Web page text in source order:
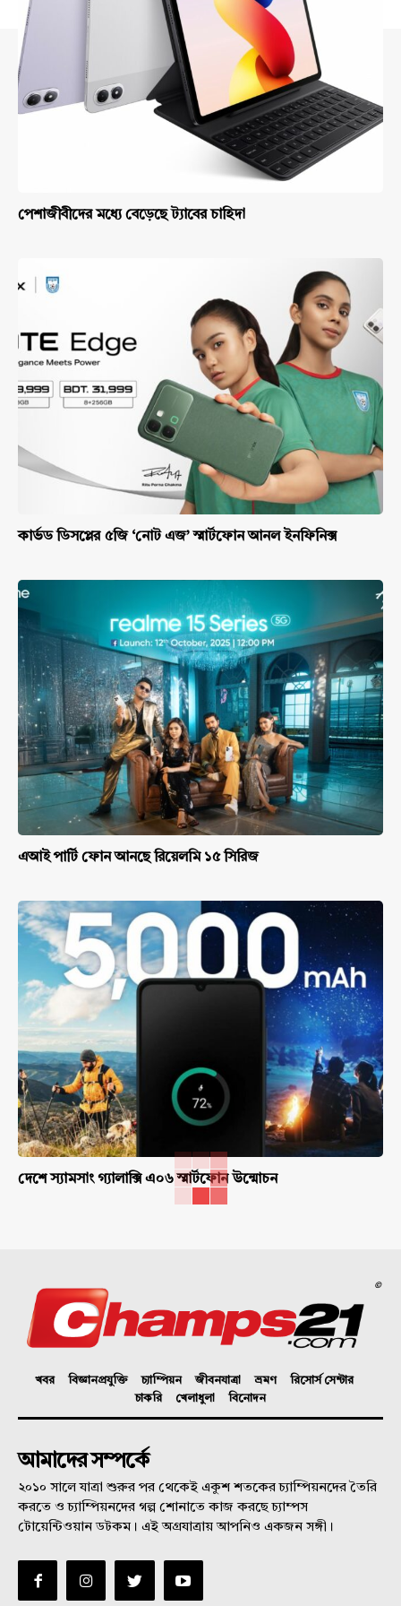
পেশাজীবীদের মধ্যে বেড়েছে ট্যাবের চাহিদা
কার্ভড ডিসপ্লের ৫জি ‘নোট এজ’ স্মার্টফোন আনল ইনফিনিক্স
এআই পার্টি ফোন আনছে রিয়েলমি ১৫ সিরিজ
দেশে স্যামসাং গ্যালাক্সি এ০৬ স্মার্টফোন উন্মোচন
©
খবর বিজ্ঞানপ্রযুক্তি চ্যাম্পিয়ন জীবনযাত্রা ভ্রমণ
রিসোর্স সেন্টার
চাকরি
খেলাধুলা বিনোদন
আমাদের সম্পর্কে
২০১০ সালে যাত্রা শুরুর পর থেকেই একুশ শতকের চ্যাম্পিয়নদের তৈরি
করতে ও চ্যাম্পিয়নদের গল্প শোনাতে কাজ করছে চ্যাম্পস
টোয়েন্টিওয়ান ডটকম। এই অগ্রযাত্রায় আপনিও একজন সঙ্গী।